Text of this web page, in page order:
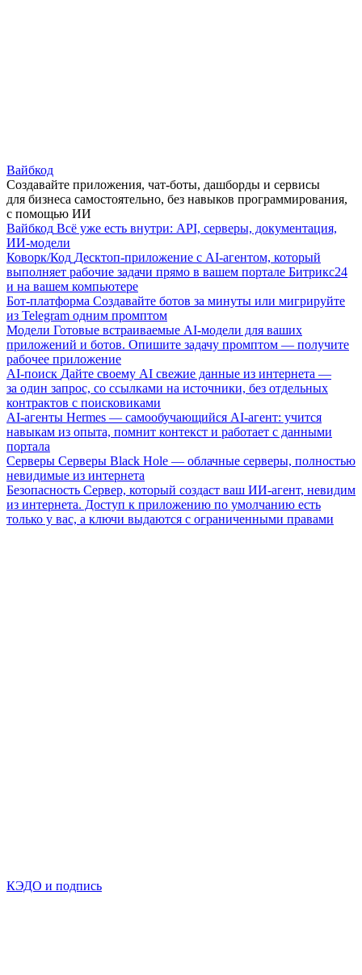
Вайбкод
Создавайте приложения, чат-боты, дашборды и сервисы
для бизнеса самостоятельно, без навыков программирования,
с помощью ИИ
Вайбкод Всё уже есть внутри: API, серверы, документация,
ИИ-модели
Коворк/Код Десктоп-приложение с AI-агентом, который
выполняет рабочие задачи прямо в вашем портале Битрикс24
и на вашем компьютере
Бот-платформа Создавайте ботов за минуты или мигрируйте
из Telegram одним промптом
Модели Готовые встраиваемые AI-модели для ваших
приложений и ботов. Опишите задачу промптом — получите
рабочее приложение
AI-поиск Дайте своему AI свежие данные из интернета —
за один запрос, со ссылками на источники, без отдельных
контрактов с поисковиками
AI-агенты Hermes — самообучающийся AI-агент: учится
навыкам из опыта, помнит контекст и работает с данными
портала
Серверы Серверы Black Hole — облачные серверы, полностью
невидимые из интернета
Безопасность Сервер, который создаст ваш ИИ-агент, невидим
из интернета. Доступ к приложению по умолчанию есть
только у вас, а ключи выдаются с ограниченными правами
КЭДО и подпись